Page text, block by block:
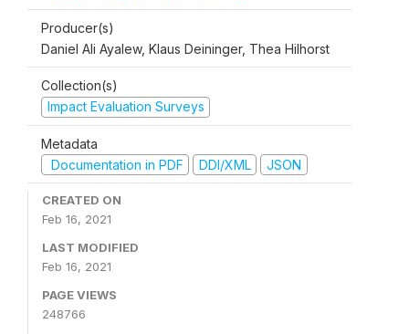
Producer(s)
Daniel Ali Ayalew, Klaus Deininger, Thea Hilhorst
Collection(s)
Impact Evaluation Surveys
Metadata
Documentation in PDF
DDI/XML JSON
CREATED ON
Feb 16, 2021
LAST MODIFIED
Feb 16, 2021
PAGE VIEWS
248766